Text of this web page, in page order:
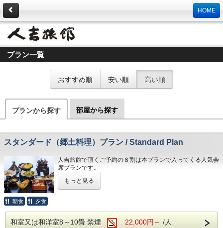
HOME
プラン一覧
おすすめ順 安い順 高い順
プランから探す 部屋から探す
スタンダード（郷土料理）プラン / Standard Plan
人吉旅館で頂くご予約の８割は本プランで入ってくる人気会
席プランです。
昭和９年創業の歴史ある当館で、地元食材にこだわった本格
的な会席料理をお楽しみください。
course dinner of Hitoyoshi Kuma’s regional dishes.
もっと見る
朝食 夕食
和室又は和洋室8～10畳 禁煙 22,000円～ /人